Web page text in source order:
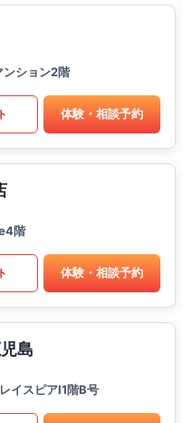
ション2階
体験・相談予約
階
体験・相談予約
島
イスピアⅠ1階B号